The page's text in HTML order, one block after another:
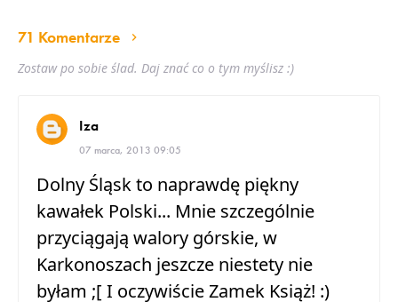
71 Komentarze
Zostaw po sobie ślad. Daj znać co o tym myślisz :)
Iza
07 marca, 2013 09:05
Dolny Śląsk to naprawdę piękny
kawałek Polski... Mnie szczególnie
przyciągają walory górskie, w
Karkonoszach jeszcze niestety nie
byłam ;[ I oczywiście Zamek Książ! :)